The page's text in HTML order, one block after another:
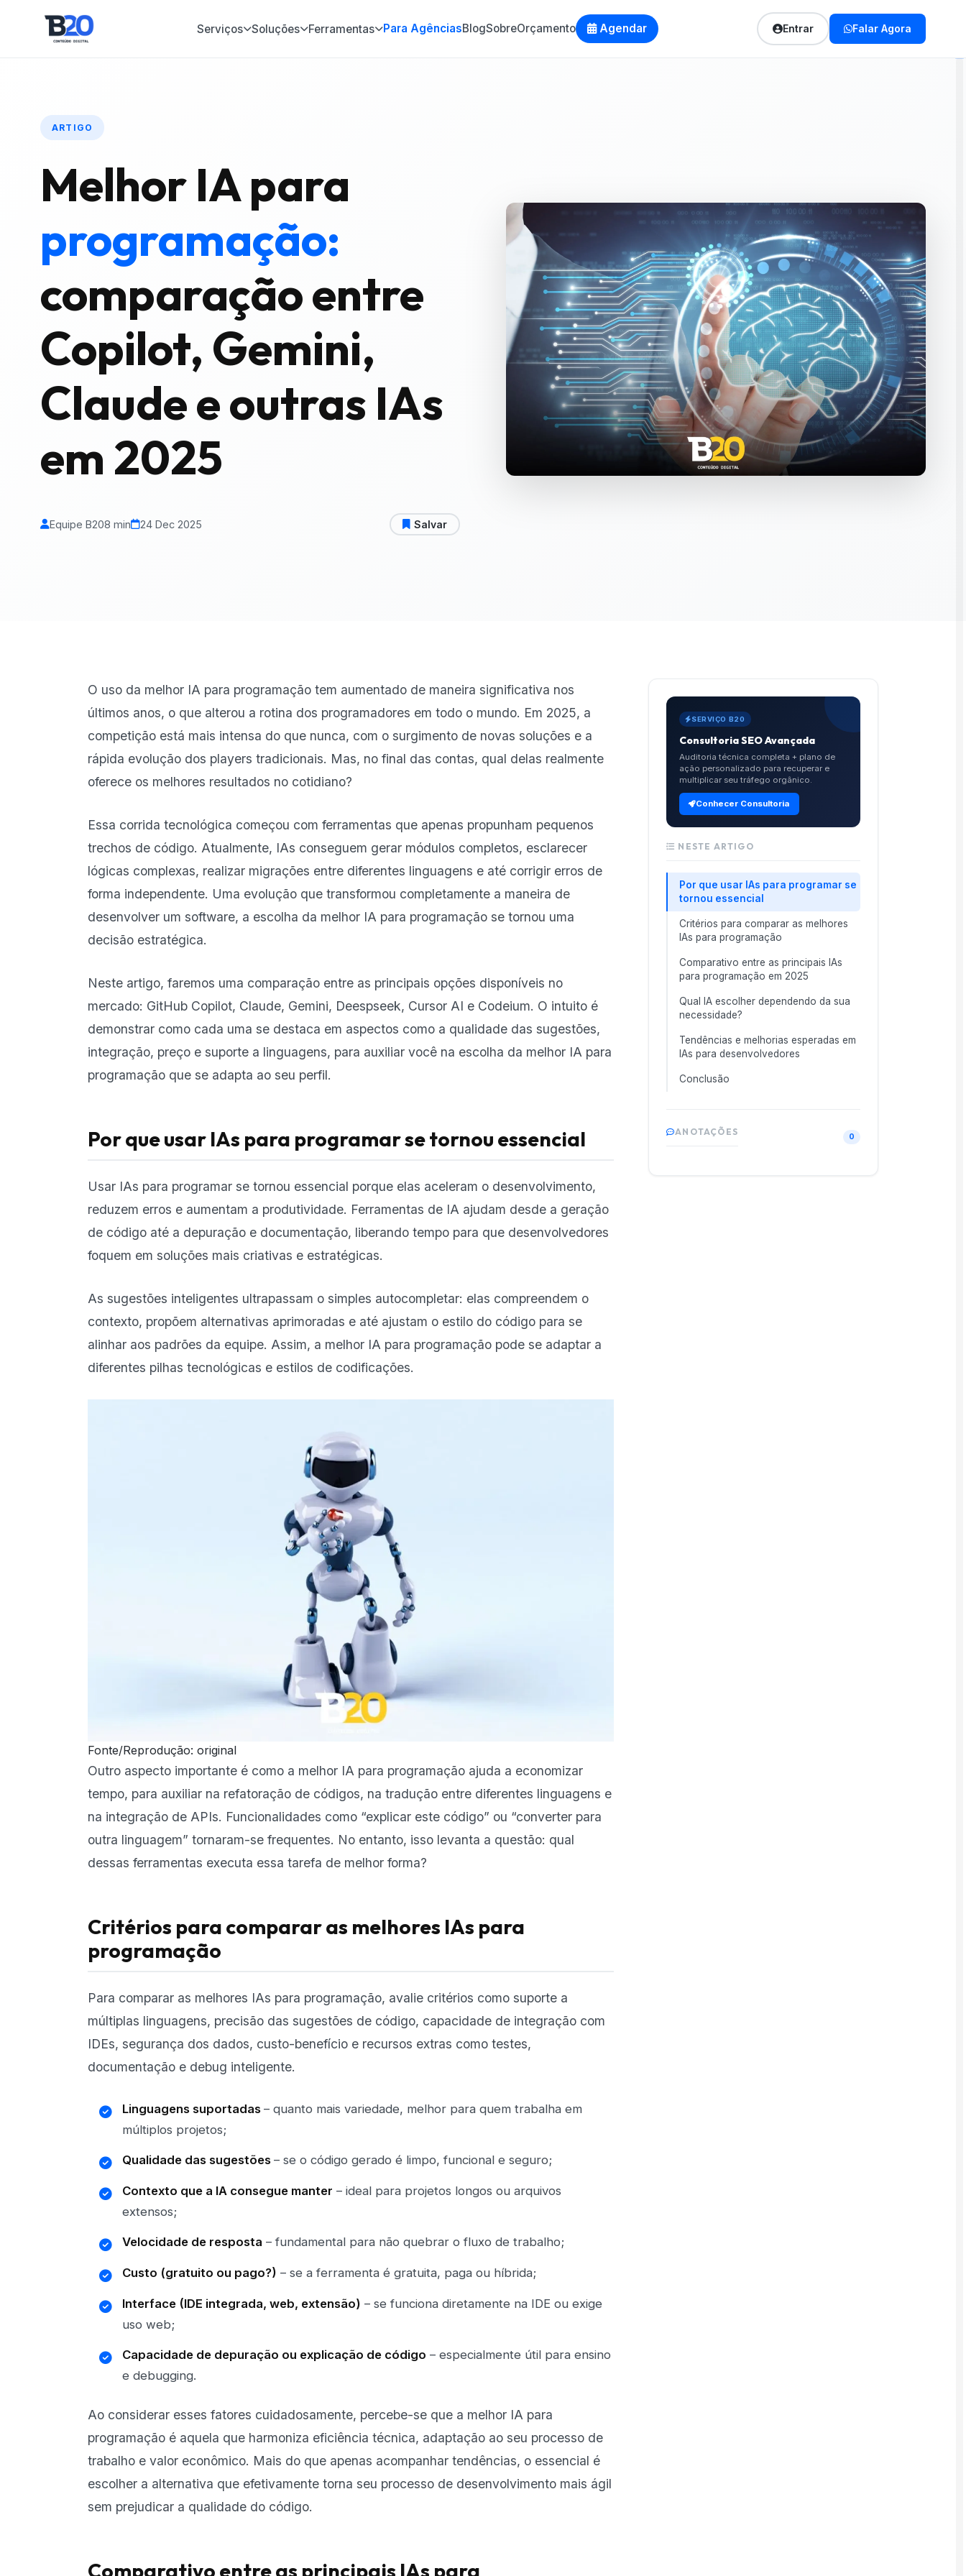
Serviços Soluções Ferramentas Para AgênciasBlogSobreOrçamento Agendar Entrar Falar Agora
ARTIGO
Melhor IA para
programação:
comparação entre
Copilot, Gemini,
Claude e outras IAs
em 2025
Equipe B208 min 24 Dec 2025 Salvar
O uso da melhor IA para programação tem aumentado de maneira significativa nos
últimos anos, o que alterou a rotina dos programadores em todo o mundo. Em 2025, a
competição está mais intensa do que nunca, com o surgimento de novas soluções e a
rápida evolução dos players tradicionais. Mas, no final das contas, qual delas realmente
oferece os melhores resultados no cotidiano?
Essa corrida tecnológica começou com ferramentas que apenas propunham pequenos
trechos de código. Atualmente, IAs conseguem gerar módulos completos, esclarecer
lógicas complexas, realizar migrações entre diferentes linguagens e até corrigir erros de
forma independente. Uma evolução que transformou completamente a maneira de
desenvolver um software, a escolha da melhor IA para programação se tornou uma
decisão estratégica.
Neste artigo, faremos uma comparação entre as principais opções disponíveis no
mercado: GitHub Copilot, Claude, Gemini, Deespseek, Cursor AI e Codeium. O intuito é
demonstrar como cada uma se destaca em aspectos como a qualidade das sugestões,
integração, preço e suporte a linguagens, para auxiliar você na escolha da melhor IA para
programação que se adapta ao seu perfil.
Por que usar IAs para programar se tornou essencial
Usar IAs para programar se tornou essencial porque elas aceleram o desenvolvimento,
reduzem erros e aumentam a produtividade. Ferramentas de IA ajudam desde a geração
de código até a depuração e documentação, liberando tempo para que desenvolvedores
foquem em soluções mais criativas e estratégicas.
As sugestões inteligentes ultrapassam o simples autocompletar: elas compreendem o
contexto, propõem alternativas aprimoradas e até ajustam o estilo do código para se
alinhar aos padrões da equipe. Assim, a melhor IA para programação pode se adaptar a
diferentes pilhas tecnológicas e estilos de codificações.
Fonte/Reprodução: original
Outro aspecto importante é como a melhor IA para programação ajuda a economizar
tempo, para auxiliar na refatoração de códigos, na tradução entre diferentes linguagens e
na integração de APIs. Funcionalidades como “explicar este código” ou “converter para
outra linguagem” tornaram-se frequentes. No entanto, isso levanta a questão: qual
dessas ferramentas executa essa tarefa de melhor forma?
Critérios para comparar as melhores IAs para
programação
Para comparar as melhores IAs para programação, avalie critérios como suporte a
múltiplas linguagens, precisão das sugestões de código, capacidade de integração com
IDEs, segurança dos dados, custo-benefício e recursos extras como testes,
documentação e debug inteligente.
Linguagens suportadas – quanto mais variedade, melhor para quem trabalha em
múltiplos projetos;
Qualidade das sugestões – se o código gerado é limpo, funcional e seguro;
Contexto que a IA consegue manter – ideal para projetos longos ou arquivos
extensos;
Velocidade de resposta – fundamental para não quebrar o fluxo de trabalho;
Custo (gratuito ou pago?) – se a ferramenta é gratuita, paga ou híbrida;
Interface (IDE integrada, web, extensão) – se funciona diretamente na IDE ou exige
uso web;
Capacidade de depuração ou explicação de código – especialmente útil para ensino
e debugging.
Ao considerar esses fatores cuidadosamente, percebe-se que a melhor IA para
programação é aquela que harmoniza eficiência técnica, adaptação ao seu processo de
trabalho e valor econômico. Mais do que apenas acompanhar tendências, o essencial é
escolher a alternativa que efetivamente torna seu processo de desenvolvimento mais ágil
sem prejudicar a qualidade do código.
Comparativo entre as principais IAs para
SERVIÇO B20
Consultoria SEO Avançada
Auditoria técnica completa + plano de
ação personalizado para recuperar e
multiplicar seu tráfego orgânico.
Conhecer Consultoria
NESTE ARTIGO
Por que usar IAs para programar se
tornou essencial
Critérios para comparar as melhores
IAs para programação
Comparativo entre as principais IAs
para programação em 2025
Qual IA escolher dependendo da sua
necessidade?
Tendências e melhorias esperadas em
IAs para desenvolvedores
Conclusão
ANOTAÇÕES 0